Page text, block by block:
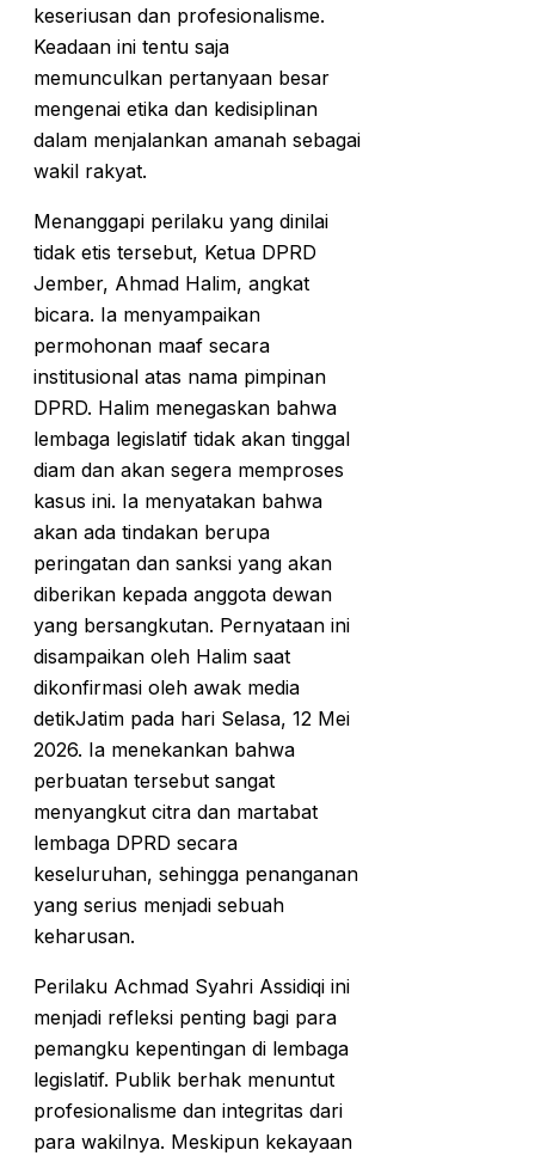
keseriusan dan profesionalisme.
Keadaan ini tentu saja
memunculkan pertanyaan besar
mengenai etika dan kedisiplinan
dalam menjalankan amanah sebagai
wakil rakyat.
Menanggapi perilaku yang dinilai
tidak etis tersebut, Ketua DPRD
Jember, Ahmad Halim, angkat
bicara. Ia menyampaikan
permohonan maaf secara
institusional atas nama pimpinan
DPRD. Halim menegaskan bahwa
lembaga legislatif tidak akan tinggal
diam dan akan segera memproses
kasus ini. Ia menyatakan bahwa
akan ada tindakan berupa
peringatan dan sanksi yang akan
diberikan kepada anggota dewan
yang bersangkutan. Pernyataan ini
disampaikan oleh Halim saat
dikonfirmasi oleh awak media
detikJatim pada hari Selasa, 12 Mei
2026. Ia menekankan bahwa
perbuatan tersebut sangat
menyangkut citra dan martabat
lembaga DPRD secara
keseluruhan, sehingga penanganan
yang serius menjadi sebuah
keharusan.
Perilaku Achmad Syahri Assidiqi ini
menjadi refleksi penting bagi para
pemangku kepentingan di lembaga
legislatif. Publik berhak menuntut
profesionalisme dan integritas dari
para wakilnya. Meskipun kekayaan